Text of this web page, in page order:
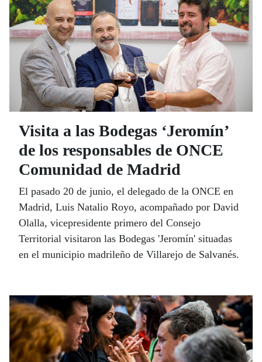
Visita a las Bodegas ‘Jeromín’
de los responsables de ONCE
Comunidad de Madrid
El pasado 20 de junio, el delegado de la ONCE en
Madrid, Luis Natalio Royo, acompañado por David
Olalla, vicepresidente primero del Consejo
Territorial visitaron las Bodegas 'Jeromín' situadas
en el municipio madrileño de Villarejo de Salvanés.